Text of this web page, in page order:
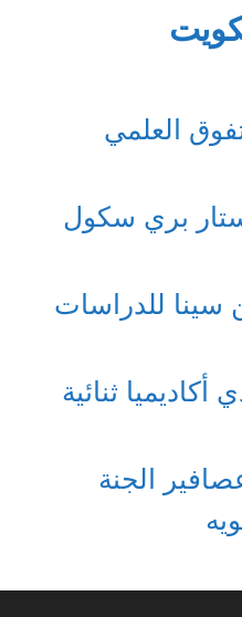
العلمي
بري سكول
سينا للدراسات
ثنائية
الجنة